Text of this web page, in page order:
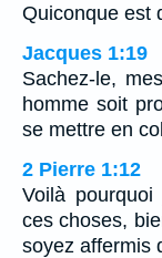
Quiconque est
Jacques 1:19
Sachez-le,
homme soit
se mettre en
2 Pierre 1:12
Voilà
ces choses,
soyez affermis